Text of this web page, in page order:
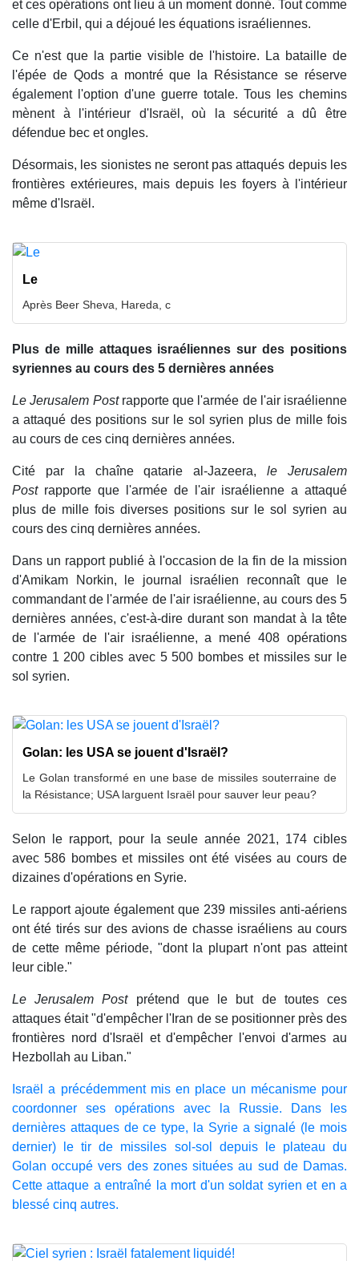
et ces opérations ont lieu à un moment donné. Tout comme
celle d'Erbil, qui a déjoué les équations israéliennes.
Ce n'est que la partie visible de l'histoire. La bataille de
l'épée de Qods a montré que la Résistance se réserve
également l'option d'une guerre totale. Tous les chemins
mènent à l'intérieur d'Israël, où la sécurité a dû être
défendue bec et ongles.
Désormais, les sionistes ne seront pas attaqués depuis les
frontières extérieures, mais depuis les foyers à l'intérieur
même d'Israël.
Le
Après Beer Sheva, Hareda, c
Plus de mille attaques israéliennes sur des positions
syriennes au cours des 5 dernières années
Le Jerusalem Post rapporte que l'armée de l'air israélienne
a attaqué des positions sur le sol syrien plus de mille fois
au cours de ces cinq dernières années.
Cité par la chaîne qatarie al-Jazeera, le Jerusalem
Post rapporte que l'armée de l'air israélienne a attaqué
plus de mille fois diverses positions sur le sol syrien au
cours des cinq dernières années.
Dans un rapport publié à l'occasion de la fin de la mission
d'Amikam Norkin, le journal israélien reconnaît que le
commandant de l'armée de l'air israélienne, au cours des 5
dernières années, c'est-à-dire durant son mandat à la tête
de l'armée de l'air israélienne, a mené 408 opérations
contre 1 200 cibles avec 5 500 bombes et missiles sur le
sol syrien.
Golan: les USA se jouent d'Israël?
Le Golan transformé en une base de missiles souterraine de
la Résistance; USA larguent Israël pour sauver leur peau?
Selon le rapport, pour la seule année 2021, 174 cibles
avec 586 bombes et missiles ont été visées au cours de
dizaines d'opérations en Syrie.
Le rapport ajoute également que 239 missiles anti-aériens
ont été tirés sur des avions de chasse israéliens au cours
de cette même période, "dont la plupart n'ont pas atteint
leur cible."
Le Jerusalem Post prétend que le but de toutes ces
attaques était "d'empêcher l'Iran de se positionner près des
frontières nord d'Israël et d'empêcher l'envoi d'armes au
Hezbollah au Liban."
Israël a précédemment mis en place un mécanisme pour
coordonner ses opérations avec la Russie. Dans les
dernières attaques de ce type, la Syrie a signalé (le mois
dernier) le tir de missiles sol-sol depuis le plateau du
Golan occupé vers des zones situées au sud de Damas.
Cette attaque a entraîné la mort d'un soldat syrien et en a
blessé cinq autres.